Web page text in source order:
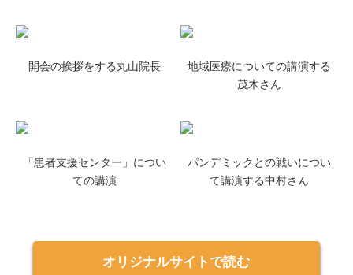
開会の挨拶をする丸山院長
地域医療についての講演する
茂木さん
「患者支援センター」につい
ての講演
パンデミックとの戦いについ
て講演する中村さん
オリジナルサイトで読む